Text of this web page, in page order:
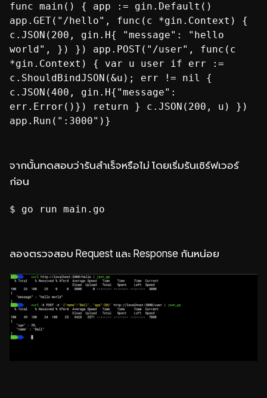
func main() { app := gin.Default()
app.GET("/hello", func(c *gin.Context) {
c.JSON(200, gin.H{ "message": "hello
world", }) }) app.POST("/user", func(c
*gin.Context) { var u user if err :=
c.ShouldBindJSON(&u); err != nil {
c.JSON(400, gin.H{"message":
err.Error()}) return } c.JSON(200, u) })
app.Run(":3000")}
จากนั้นทดสอบว่ารันสำเร็จหรือไม่ โดยเริ่มรันเซิร์ฟเวอร์
ก่อน
$ go run main.go
ลองตรวจสอบ Request และ Response กันหน่อย